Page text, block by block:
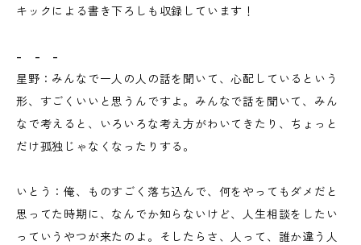
キックによる書き下ろしも収録しています！
- - -
星野：みんなで一人の人の話を聞いて、心配しているという
形、すごくいいと思うんですよ。みんなで話を聞いて、みん
なで考えると、いろいろな考え方がわいてきたり、ちょっと
だけ孤独じゃなくなったりする。
いとう：俺、ものすごく落ち込んで、何をやってもダメだと
思ってた時期に、なんでか知らないけど、人生相談をしたい
っていうやつが来たのよ。そしたらさ、人って、誰か違う人